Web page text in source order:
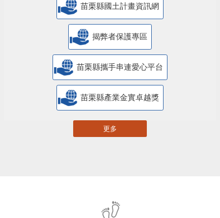
苗栗縣國土計畫資訊網
揭弊者保護專區
苗栗縣攜手串連愛心平台
苗栗縣產業金實卓越獎
更多